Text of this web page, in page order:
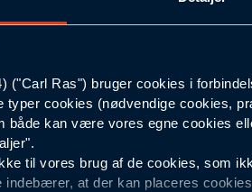
("Carl Ras") bruger cookies i
typer cookies (nødvendige cookies,
både kan være vores egne cookies
til vores brug af de cookies, som
indebærer, at der kan placeres
76
Hi-vis Orange